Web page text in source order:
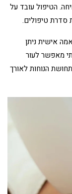
הטיפול עובד על
סדרת טיפולים.
אישית ניתן
מאפשר לעור
הנוחות לאורך